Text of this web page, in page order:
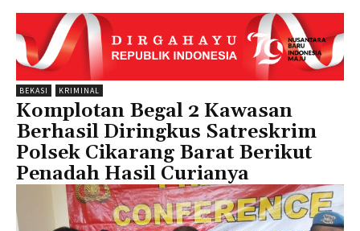
BEKASI KRIMINAL
Komplotan Begal 2 Kawasan
Berhasil Diringkus Satreskrim
Polsek Cikarang Barat Berikut
Penadah Hasil Curianya